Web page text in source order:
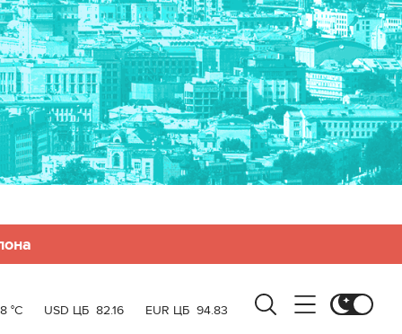
°C USD ЦБ 82.16 EUR ЦБ 94.83